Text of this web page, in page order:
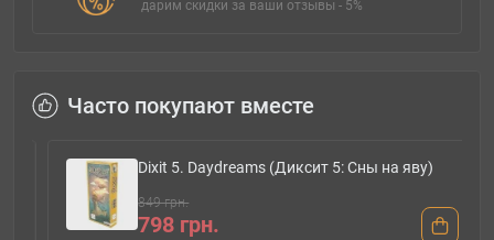
дарим скидки за ваши отзывы - 5%
Часто покупают вместе
Dixit 5. Daydreams (Диксит 5: Сны на яву)
849 грн.
798 грн.